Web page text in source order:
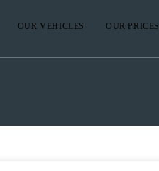
OUR VEHICLES OUR PRICES